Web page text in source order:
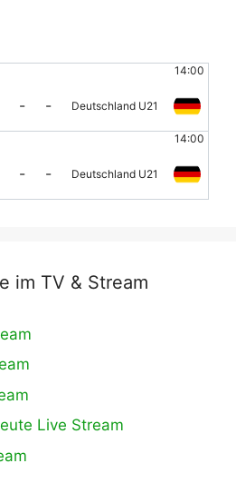
14:00
- - Deutschland U21
14:00
- - Deutschland U21
im TV & Stream
Live Stream